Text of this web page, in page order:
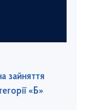
зайняття
«Б»